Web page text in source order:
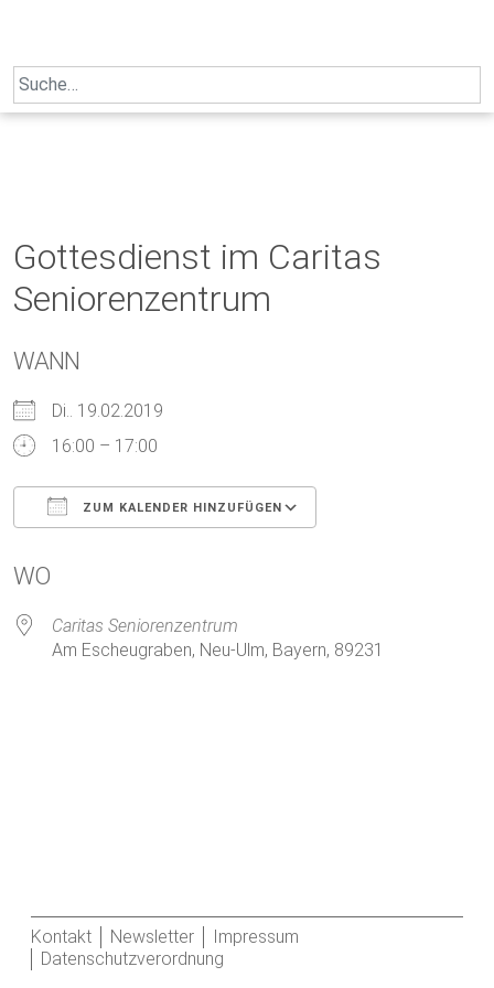
Search
for:
Gottesdienst im Caritas
Seniorenzentrum
WANN
Di.. 19.02.2019
16:00 – 17:00
ZUM KALENDER HINZUFÜGEN
WO
Caritas Seniorenzentrum
Am Escheugraben, Neu-Ulm, Bayern, 89231
Kontakt Newsletter
Impressum
Datenschutzverordnung